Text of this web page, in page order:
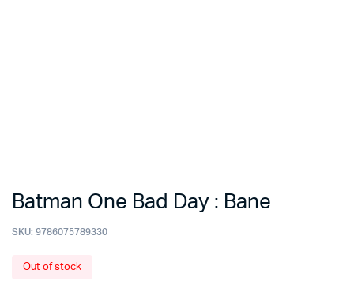
Batman One Bad Day : Bane
SKU: 9786075789330
Out of stock